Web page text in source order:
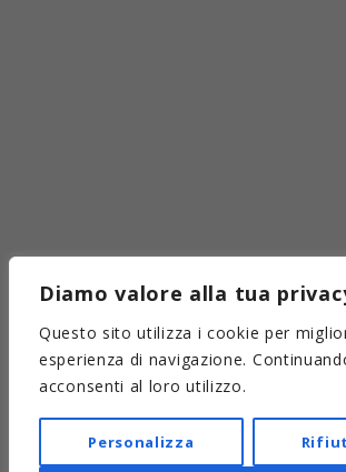
Diamo valore alla tua
Questo sito utilizza i cookie per
esperienza di navigazione.
acconsenti al loro utilizzo.
Personalizza